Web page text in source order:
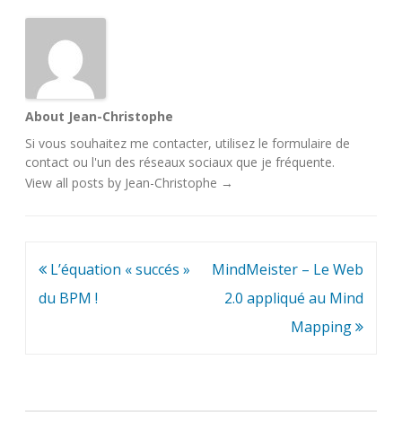
About Jean-Christophe
Si vous souhaitez me contacter, utilisez le formulaire de
contact ou l'un des réseaux sociaux que je fréquente.
View all posts by Jean-Christophe →
Navigation
de
L’équation « succés »
du BPM !
MindMeister – Le Web
2.0 appliqué au Mind
Mapping